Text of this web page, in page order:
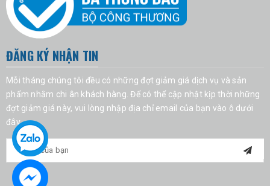
ĐĂNG KÝ NHẬN TIN
Mỗi tháng chúng tôi đều có những đợt giảm giá dịch vụ và sản
phẩm nhằm chi ân khách hàng. Để có thể cập nhật kịp thời những
đợt giảm giá này, vui lòng nhập địa chỉ email của bạn vào ô dưới
đây.